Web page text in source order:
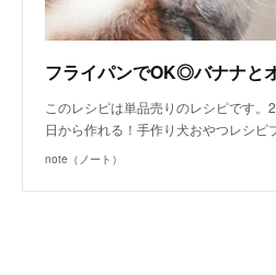
このレシピは単品売りのレシピです
日から作れる！手作り犬おやつレシ
note（ノート）